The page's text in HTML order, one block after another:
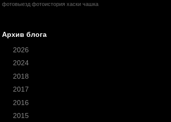
фотовыезд фотоистория хаски чашка
Архив блога
2026
2024
2018
2017
2016
2015